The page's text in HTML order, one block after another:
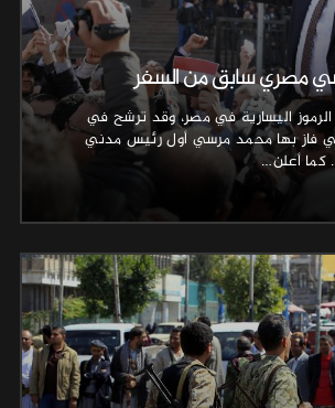
مصري سابق من السفر
اليسارية في مصر، وقد ترشح في
2012، التي فاز بها محمد مرسي أول رئيس مدني